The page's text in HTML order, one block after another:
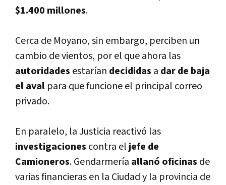
$1.400 millones.
Cerca de Moyano, sin embargo, perciben un
cambio de vientos, por el que ahora las
autoridades estarí­an decididas a dar de baja
el aval para que funcione el principal correo
privado.
En paralelo, la Justicia reactivó las
investigaciones contra eljefe de
Camioneros. Gendarmerí­a allanó oficinas de
varias financieras en la Ciudad y la provincia de